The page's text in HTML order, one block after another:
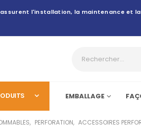
l'installation, la maintenance et
EMBALLAGE
, PERFORATION, ACCESSOIRES